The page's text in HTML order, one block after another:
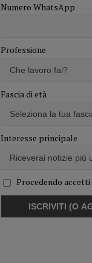
Numero WhatsApp
Professione
Fascia di età
Interesse principale
Procedendo